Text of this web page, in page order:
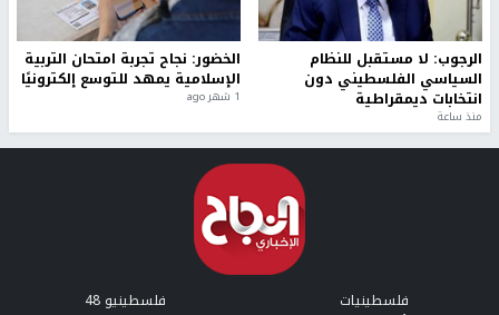
الرجوب: لا مستقبل للنظام
السياسي الفلسطيني دون
انتخابات ديمقراطية
منذ ساعة
الخضور: نجاح تجربة امتحان التربية
الإسلامية يمهد للتوسع إلكترونيًا
1 شهر ago
فلسطينيات فلسطينيو 48